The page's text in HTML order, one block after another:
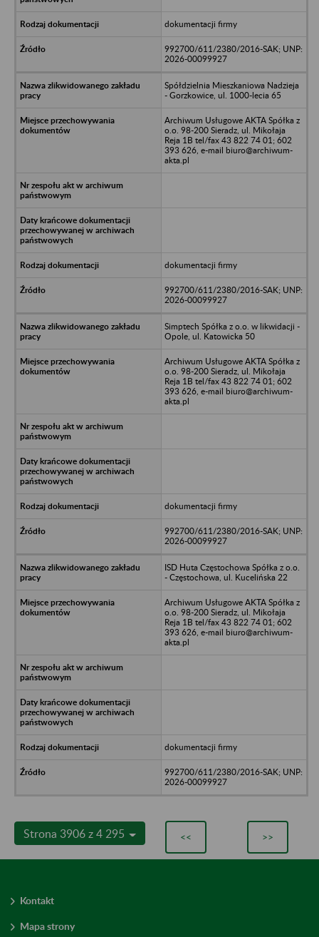
dokumentacji firmy
992700/611/2380/2016-SAK; UNP:
2026-00099927
Spółdzielnia Mieszkaniowa Nadzieja
- Gorzkowice, ul. 1000-lecia 65
Archiwum Usługowe AKTA Spółka z
o.o. 98-200 Sieradz, ul. Mikołaja
Reja 1B tel/fax 43 822 74 01; 602
393 626, e-mail biuro@archiwum-
akta.pl
dokumentacji firmy
992700/611/2380/2016-SAK; UNP:
2026-00099927
Simptech Spółka z o.o. w likwidacji -
Opole, ul. Katowicka 50
Archiwum Usługowe AKTA Spółka z
o.o. 98-200 Sieradz, ul. Mikołaja
Reja 1B tel/fax 43 822 74 01; 602
393 626, e-mail biuro@archiwum-
akta.pl
dokumentacji firmy
992700/611/2380/2016-SAK; UNP:
2026-00099927
ISD Huta Częstochowa Spółka z o.o.
- Częstochowa, ul. Kucelińska 22
Archiwum Usługowe AKTA Spółka z
o.o. 98-200 Sieradz, ul. Mikołaja
Reja 1B tel/fax 43 822 74 01; 602
393 626, e-mail biuro@archiwum-
akta.pl
dokumentacji firmy
992700/611/2380/2016-SAK; UNP:
2026-00099927
Strona 3906 z 4 295 << >>
Kontakt
Mapa strony